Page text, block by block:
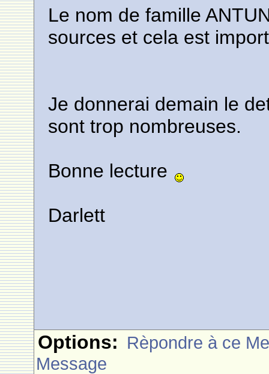
Le nom de famille
sources et cela est
Je donnerai demain le
sont trop nombreuses.
Bonne lecture
Darlett
Options: Rèpondre à ce
Message